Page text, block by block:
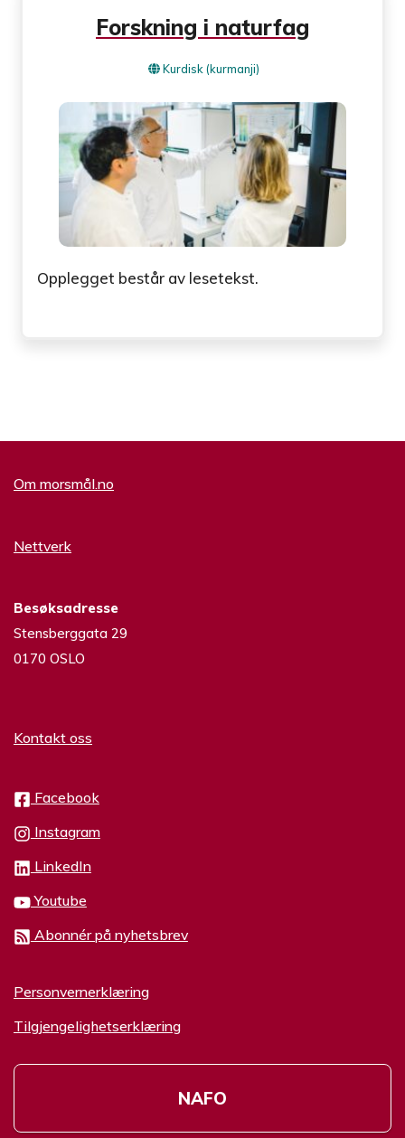
Forskning i naturfag
Kurdisk (kurmanji)
Opplegget består av lesetekst.
Om morsmål.no
Nettverk
Besøksadresse
Stensberggata 29
0170 OSLO
Kontakt oss
Facebook
Instagram
LinkedIn
Youtube
Abonnér på nyhetsbrev
Personvernerklæring
Tilgjengelighetserklæring
NAFO